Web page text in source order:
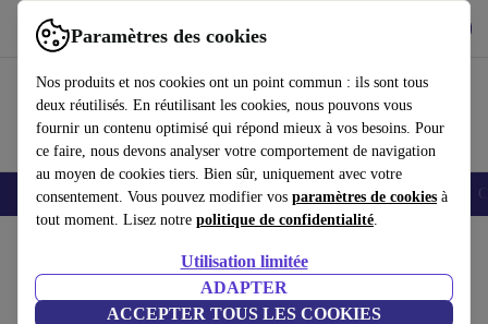
Paramètres des cookies
Nos produits et nos cookies ont un point commun : ils sont tous
deux réutilisés. En réutilisant les cookies, nous pouvons vous
fournir un contenu optimisé qui répond mieux à vos besoins. Pour
ce faire, nous devons analyser votre comportement de navigation
au moyen de cookies tiers. Bien sûr, uniquement avec votre
consentement. Vous pouvez modifier vos paramètres de cookies à
tout moment. Lisez notre politique de confidentialité.
Utilisation limitée
ADAPTER
ACCEPTER TOUS LES COOKIES
Utilisez refurbed rapidement et facilement
Smartphones Laptops Tablettes Montres connectées Accessoires
Apple MacBook Air 2020 | 13.3"